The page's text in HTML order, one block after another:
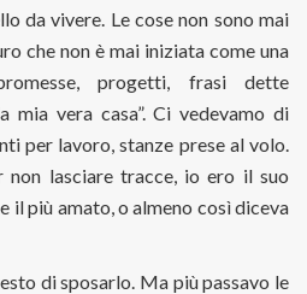
da vivere. Le cose non sono mai
che non è mai iniziata come una
promesse, progetti, frasi dette
mia vera casa”. Ci vedevamo di
per lavoro, stanze prese al volo.
non lasciare tracce, io ero il suo
il più amato, o almeno così diceva
di sposarlo. Ma più passavo le